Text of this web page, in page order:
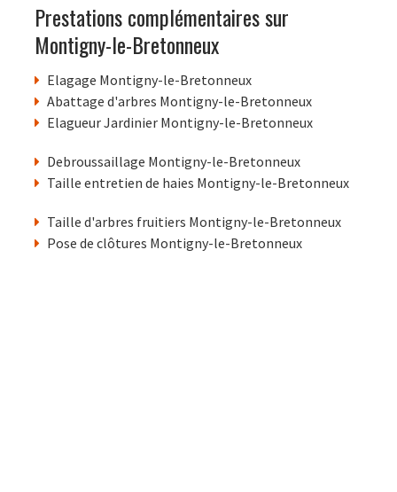
Prestations complémentaires sur
Montigny-le-Bretonneux
Elagage Montigny-le-Bretonneux
Abattage d'arbres Montigny-le-Bretonneux
Elagueur Jardinier Montigny-le-Bretonneux
Debroussaillage Montigny-le-Bretonneux
Taille entretien de haies Montigny-le-Bretonneux
Taille d'arbres fruitiers Montigny-le-Bretonneux
Pose de clôtures Montigny-le-Bretonneux